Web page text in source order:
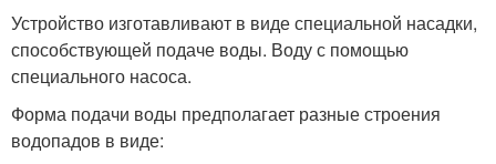
Устройство изготавливают в виде специальной насадки,
способствующей подаче воды. Воду с помощью
специального насоса.
Форма подачи воды предполагает разные строения
водопадов в виде: